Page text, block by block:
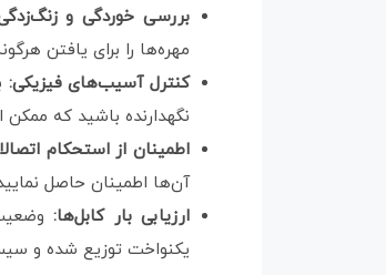
بررسی خوردگی و
مهره‌ها را برای یافتن
کنترل آسیب‌های فیزیکی:
نگهدارنده باشید که
اطمینان از استحکام
آن‌ها اطمینان حاصل
ارزیابی بار کابل‌ها:
یکنواخت توزیع شده و